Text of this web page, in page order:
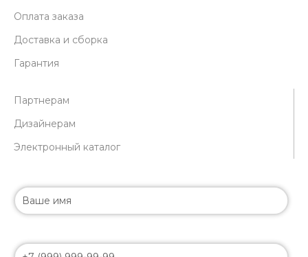
Оплата заказа
Доставка и сборка
Гарантия
Партнерам
Дизайнерам
Электронный каталог